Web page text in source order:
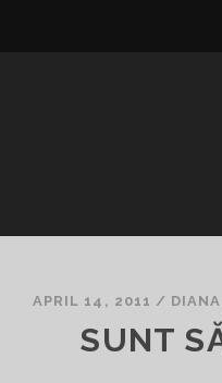
APRIL 14, 2011 / DIANA
SUNT